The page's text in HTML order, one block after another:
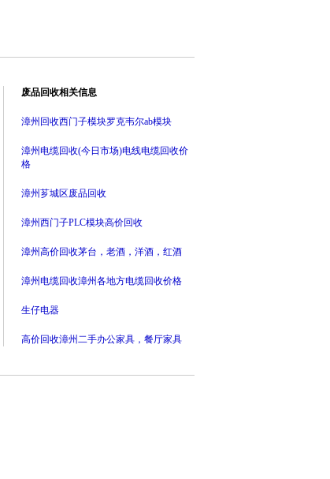
废品回收相关信息
漳州回收西门子模块罗克韦尔ab模块
漳州电缆回收(今日市场)电线电缆回收价
格
漳州芗城区废品回收
漳州西门子PLC模块高价回收
漳州高价回收茅台，老酒，洋酒，红酒
漳州电缆回收漳州各地方电缆回收价格
生仔电器
高价回收漳州二手办公家具，餐厅家具